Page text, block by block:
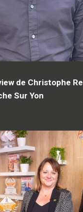
de Christophe
Sur Yon